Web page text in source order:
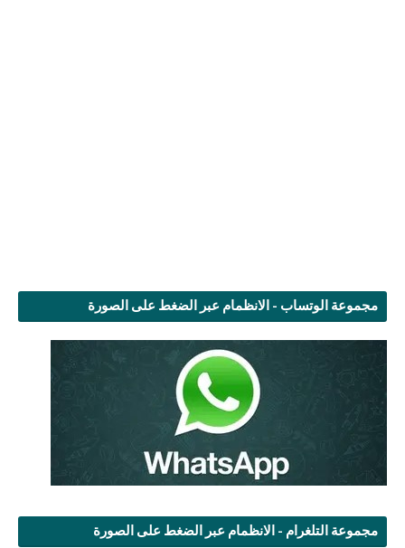
مجموعة الوتساب - الانظمام عبر الضغط على الصورة
مجموعة التلغرام - الانظمام عبر الضغط على الصورة